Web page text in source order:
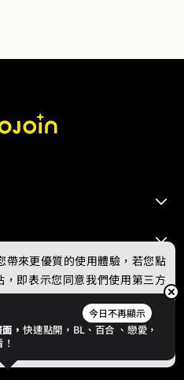
Entertainment Co., Ltd.
今日不再顯示
面，快速點開，BL、 百合 、戀愛，
帶來更優質的使用體驗，若您點
即表示您同意我們使用第三方
私權政策。
意